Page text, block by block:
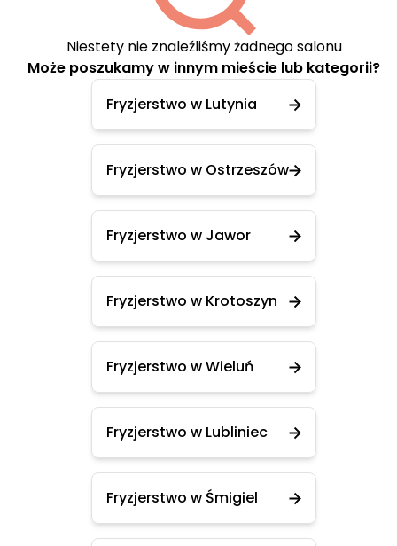
Niestety nie znaleźliśmy żadnego salonu
Może poszukamy w innym mieście lub kategorii?
Fryzjerstwo w Lutynia
Fryzjerstwo w Ostrzeszów
Fryzjerstwo w Jawor
Fryzjerstwo w Krotoszyn
Fryzjerstwo w Wieluń
Fryzjerstwo w Lubliniec
Fryzjerstwo w Śmigiel